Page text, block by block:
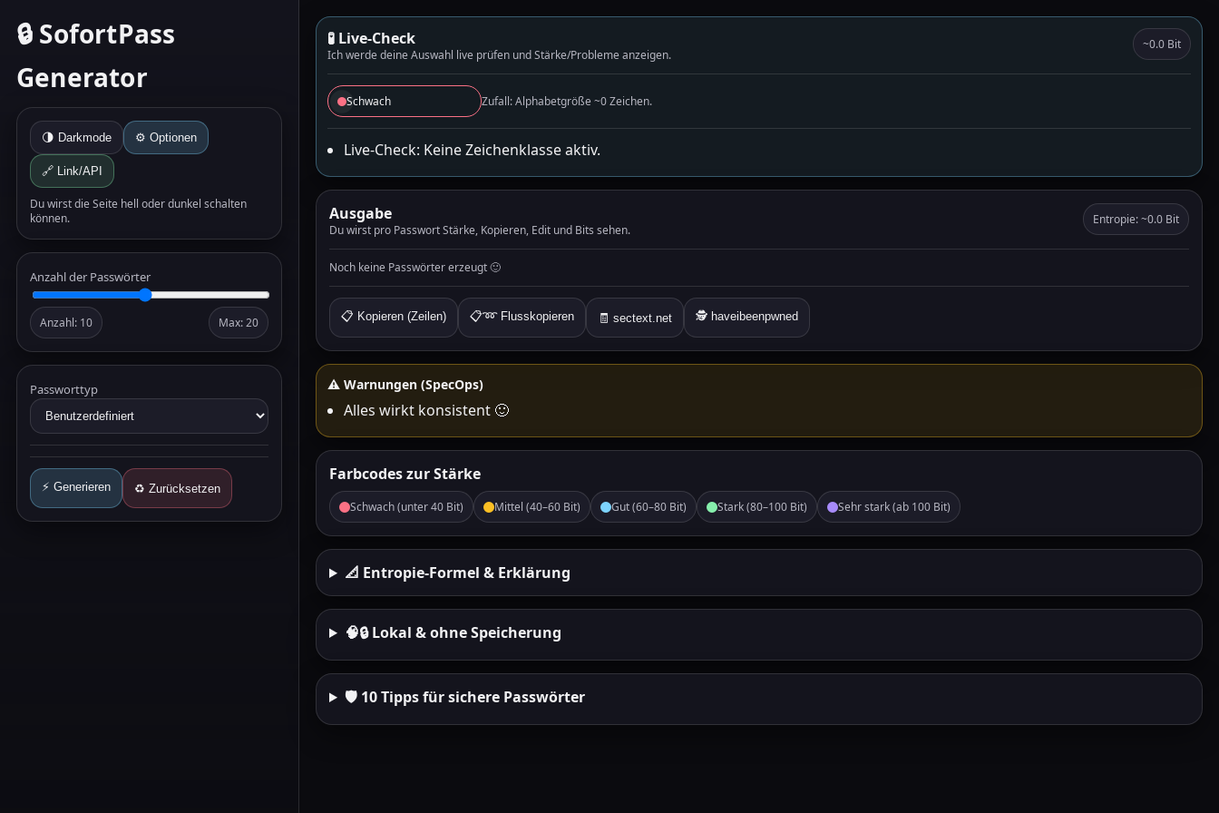
🔒 SofortPass
Generator
🌗 Darkmode ⚙️ Optionen
🔗 Link/API
Du wirst die Seite hell oder dunkel schalten
können.
Anzahl der Passwörter
Anzahl: 10 Max: 20
Passworttyp
⚡ Generieren ♻️ Zurücksetzen
🧪 Live-Check
Ich werde deine Auswahl live prüfen und Stärke/Probleme anzeigen.
~0.0 Bit
Schwach Zufall: Alphabetgröße ~0 Zeichen.
Live-Check: Keine Zeichenklasse aktiv.
Ausgabe
Du wirst pro Passwort Stärke, Kopieren, Edit und Bits sehen.
Entropie: ~0.0 Bit
Noch keine Passwörter erzeugt 🙂
📋 Kopieren (Zeilen) 📋➿ Flusskopieren 🧾 sectext.net 🕵️ haveibeenpwned
⚠️ Warnungen (SpecOps)
Alles wirkt konsistent 🙂
Farbcodes zur Stärke
Schwach (unter 40 Bit) Mittel (40–60 Bit) Gut (60–80 Bit) Stark (80–100 Bit) Sehr stark (ab 100 Bit)
📐 Entropie-Formel & Erklärung
🧠🔒 Lokal & ohne Speicherung
🛡️ 10 Tipps für sichere Passwörter